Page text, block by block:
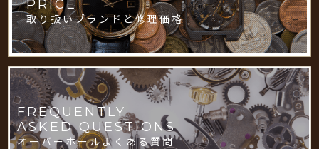
PRICE
取り扱いブランドと修理価格
FREQUENTLY
ASKED QUESTIONS
オーバーホールよくある質問